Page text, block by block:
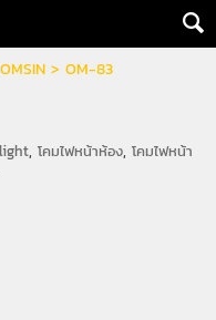
OMSIN> OM-83
, โคมไฟหน้าห้อง, โคมไฟหน้า